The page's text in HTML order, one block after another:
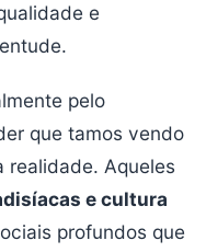
e
pelo
que tamos vendo
realidade. Aqueles
e cultura
profundos que